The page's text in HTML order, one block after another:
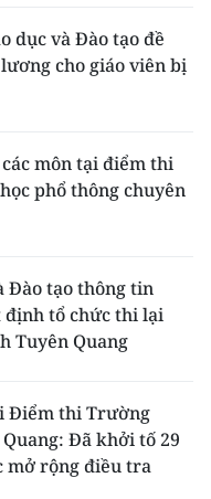
dục và Đào tạo đề
cho giáo viên bị
môn tại điểm thi
phổ thông chuyên
Đào tạo thông tin
định tổ chức thi lại
Tuyên Quang
Điểm thi Trường
Đã khởi tố 29
mở rộng điều tra